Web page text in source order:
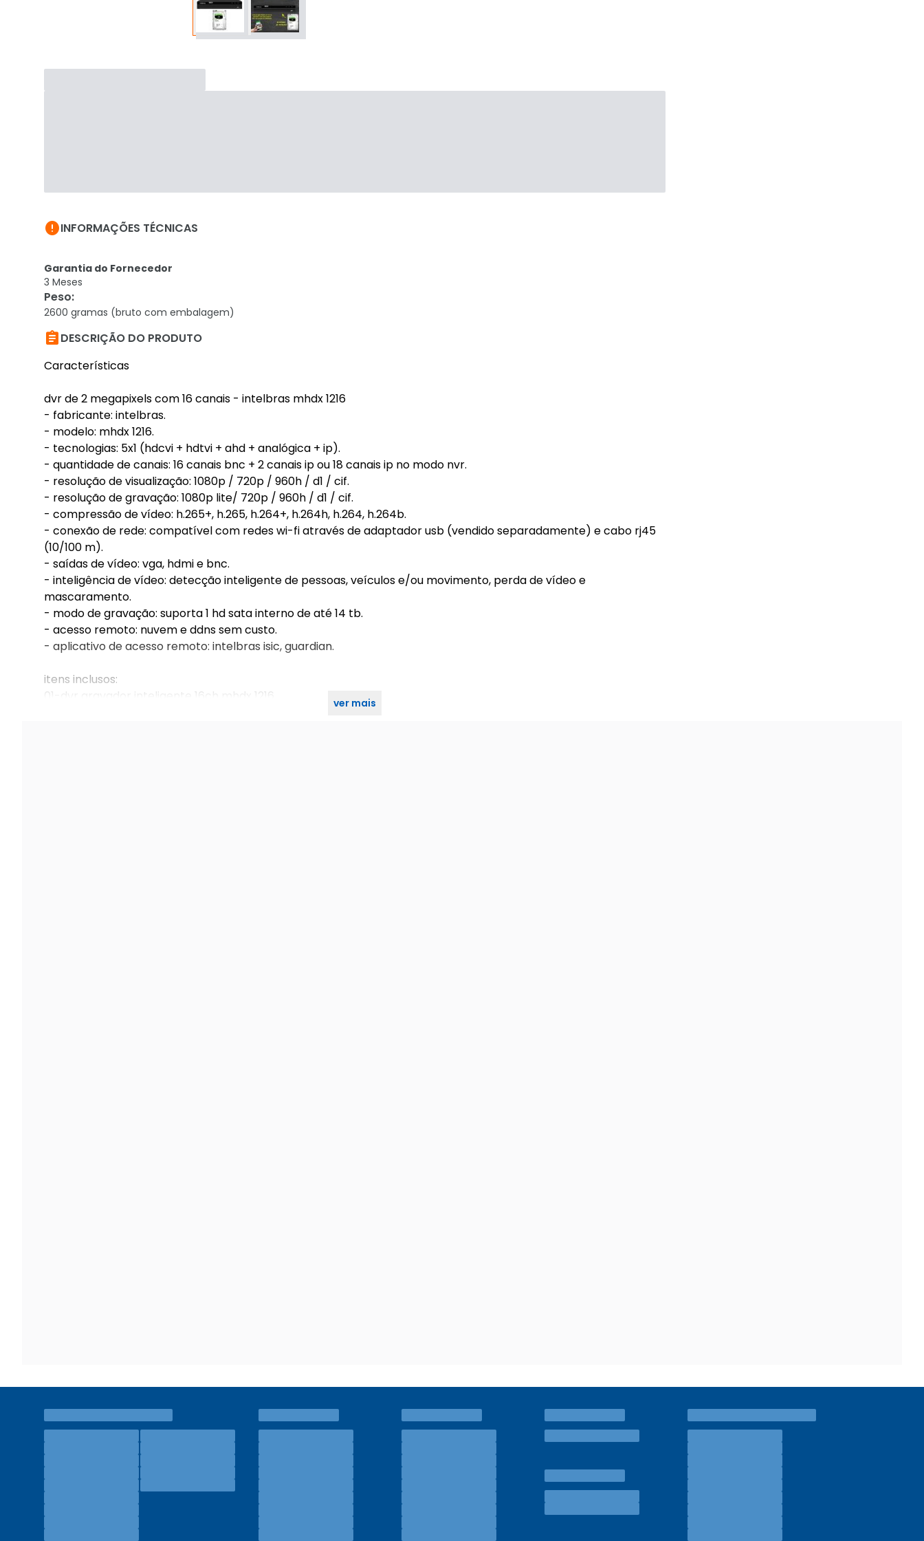
INFORMAÇÕES TÉCNICAS
Garantia do Fornecedor
3 Meses
Peso:
2600 gramas (bruto com embalagem)
DESCRIÇÃO DO PRODUTO
Características
dvr de 2 megapixels com 16 canais - intelbras mhdx 1216
- fabricante: intelbras.
- modelo: mhdx 1216.
- tecnologias: 5x1 (hdcvi + hdtvi + ahd + analógica + ip).
- quantidade de canais: 16 canais bnc + 2 canais ip ou 18 canais ip no modo nvr.
- resolução de visualização: 1080p / 720p / 960h / d1 / cif.
- resolução de gravação: 1080p lite/ 720p / 960h / d1 / cif.
- compressão de vídeo: h.265+, h.265, h.264+, h.264h, h.264, h.264b.
- conexão de rede: compatível com redes wi-fi através de adaptador usb (vendido separadamente) e cabo rj45
(10/100 m).
- saídas de vídeo: vga, hdmi e bnc.
- inteligência de vídeo: detecção inteligente de pessoas, veículos e/ou movimento, perda de vídeo e
mascaramento.
- modo de gravação: suporta 1 hd sata interno de até 14 tb.
- acesso remoto: nuvem e ddns sem custo.
- aplicativo de acesso remoto: intelbras isic, guardian.
itens inclusos:
01-dvr gravador inteligente 16ch mhdx 1216
ver mais